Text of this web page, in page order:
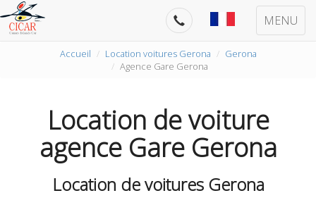
MENU
Accueil Location voitures Gerona
Gerona
Agence Gare Gerona
Location de voiture
agence Gare Gerona
Location de voitures Gerona